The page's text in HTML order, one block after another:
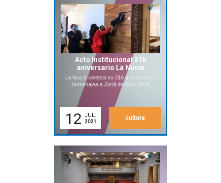
Acto Institucional 316
aniversario La Nucía
La Nucía celebra su 316 aniversario y
homenajea a Jordi de Sant Jordi
12
JUL.
2021
cultura